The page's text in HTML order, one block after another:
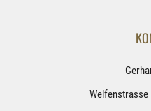
Welfenstrasse